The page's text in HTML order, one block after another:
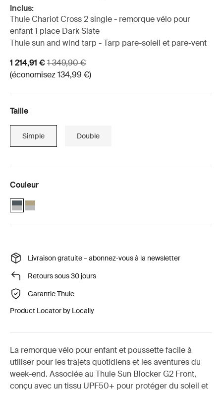
Inclus:
Thule Chariot Cross 2 single - remorque vélo pour
enfant 1 place Dark Slate
Thule sun and wind tarp - Tarp pare-soleil et pare-vent
Prix de vente
1 214,91 €Prix d’origine
1 349,90 €
(économisez 134,99 €)
Taille
Simple Double
Couleur
Thule Chariot Cross 2 avec Thule sun and wind tarp Ardoise foncée
Thule Chariot Cross 2 avec Thule sun and wind tarp Kaki délavé
Livraison gratuite – abonnez‑vous à la newsletter
Retours sous 30 jours
Garantie Thule
Product Locator by Locally
La remorque vélo pour enfant et poussette facile à
utiliser pour les trajets quotidiens et les aventures du
week-end. Associée au Thule Sun Blocker G2 Front,
conçu avec un tissu UPF50+ pour protéger du soleil et